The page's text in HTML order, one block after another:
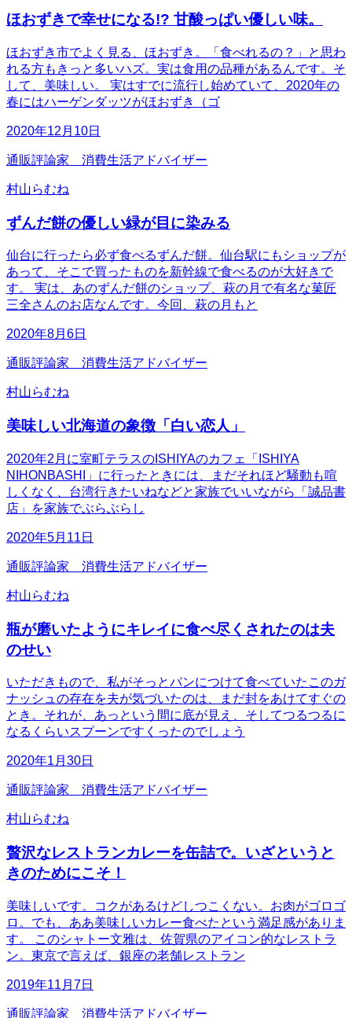
ほおずきで幸せになる!? 甘酸っぱい優しい味。
ほおずき市でよく見る、ほおずき。「食べれるの？」と思わ
れる方もきっと多いハズ。実は食用の品種があるんです。そ
して、美味しい。 実はすでに流行し始めていて、2020年の
春にはハーゲンダッツがほおずき（ゴ
2020年12月10日
通販評論家 消費生活アドバイザー
村山らむね
ずんだ餅の優しい緑が目に染みる
仙台に行ったら必ず食べるずんだ餅。仙台駅にもショップが
あって、そこで買ったものを新幹線で食べるのが大好きで
す。 実は、あのずんだ餅のショップ、萩の月で有名な菓匠
三全さんのお店なんです。今回、萩の月もと
2020年8月6日
通販評論家 消費生活アドバイザー
村山らむね
美味しい北海道の象徴「白い恋人」
2020年2月に室町テラスのISHIYAのカフェ「ISHIYA
NIHONBASHI」に行ったときには、まだそれほど騒動も喧
しくなく、台湾行きたいねなどと家族でいいながら「誠品書
店」を家族でぶらぶらし
2020年5月11日
通販評論家 消費生活アドバイザー
村山らむね
瓶が磨いたようにキレイに食べ尽くされたのは夫
のせい
いただきもので、私がそっとパンにつけて食べていたこのガ
ナッシュの存在を夫が気づいたのは、まだ封をあけてすぐの
とき。それが、あっという間に底が見え、そしてつるつるに
なるくらいスプーンですくったのでしょう
2020年1月30日
通販評論家 消費生活アドバイザー
村山らむね
贅沢なレストランカレーを缶詰で。いざというと
きのためにこそ！
美味しいです。コクがあるけどしつこくない。お肉がゴロゴ
ロ。でも、ああ美味しいカレー食べたという満足感がありま
す。 このシャトー文雅は、佐賀県のアイコン的なレストラ
ン。東京で言えば、銀座の老舗レストラン
2019年11月7日
通販評論家 消費生活アドバイザー